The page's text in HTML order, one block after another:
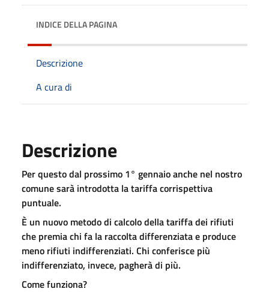
INDICE DELLA PAGINA
Descrizione
A cura di
Descrizione
Per questo dal prossimo 1° gennaio anche nel nostro
comune sarà introdotta la tariffa corrispettiva
puntuale.
È un nuovo metodo di calcolo della tariffa dei rifiuti
che premia chi fa la raccolta differenziata e produce
meno rifiuti indifferenziati. Chi conferisce più
indifferenziato, invece, pagherà di più.
Come funziona?